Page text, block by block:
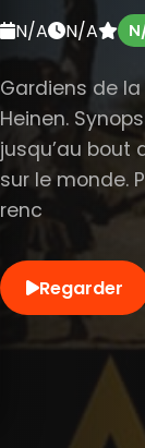
N/A N/A
Gardiens de
Heinen.
jusqu’au bout
sur le monde.
renc
Regarder